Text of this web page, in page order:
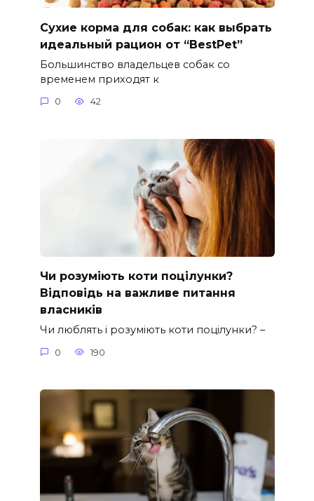
Сухие корма для собак: как выбрать
идеальный рацион от “BestPet”
Большинство владельцев собак со
временем приходят к
0 42
Чи розуміють коти поцілунки?
Відповідь на важливе питання
власників
Чи люблять і розуміють коти поцілунки? –
0 190